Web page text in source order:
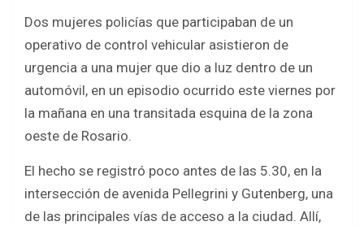
ce
b
o
o
k
tt
er
at
s
A
p
p
ar
e
Dos mujeres policías que participaban de un
operativo de control vehicular asistieron de
urgencia a una mujer que dio a luz dentro de un
automóvil, en un episodio ocurrido este viernes por
la mañana en una transitada esquina de la zona
oeste de Rosario.
El hecho se registró poco antes de las 5.30, en la
intersección de avenida Pellegrini y Gutenberg, una
de las principales vías de acceso a la ciudad. Allí,